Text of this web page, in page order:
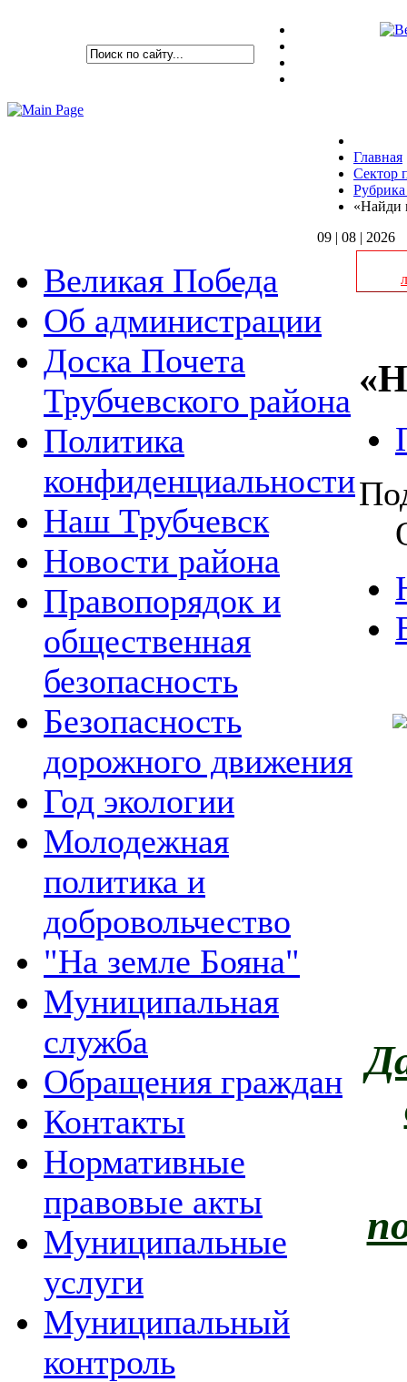
Главная
Сектор
«Найди
09 | 08 | 2026
Великая Победа
Об администрации
Доска Почета
Трубчевского района
Политика
конфиденциальности
Наш Трубчевск
Новости района
Правопорядок и
общественная
безопасность
Безопасность
дорожного движения
Год экологии
Молодежная
политика и
добровольчество
"На земле Бояна"
Муниципальная
служба
Обращения граждан
Контакты
Нормативные
правовые акты
Муниципальные
услуги
Муниципальный
контроль